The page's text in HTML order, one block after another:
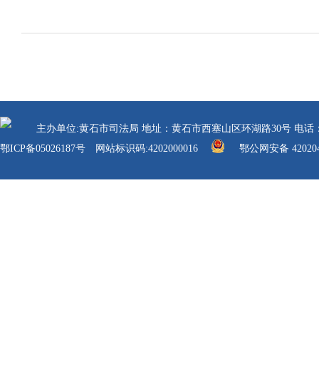
主办单位:黄石市司法局 地址：黄石市西塞山区环湖路30号 电话
鄂ICP备05026187号 网站标识码:4202000016 鄂公网安备